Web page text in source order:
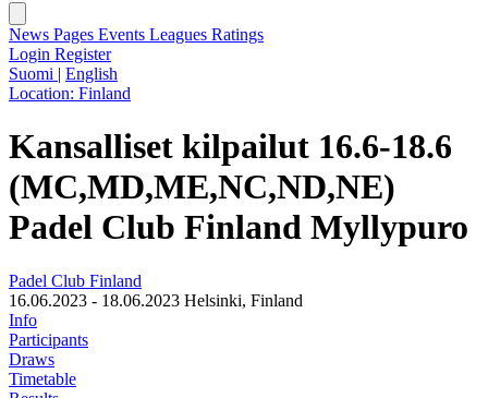
News Pages Events Leagues Ratings
Login Register
Suomi | English
Location: Finland
Kansalliset kilpailut 16.6-18.6
(MC,MD,ME,NC,ND,NE)
Padel Club Finland Myllypuro
Padel Club Finland
16.06.2023 - 18.06.2023 Helsinki, Finland
Info
Participants
Draws
Timetable